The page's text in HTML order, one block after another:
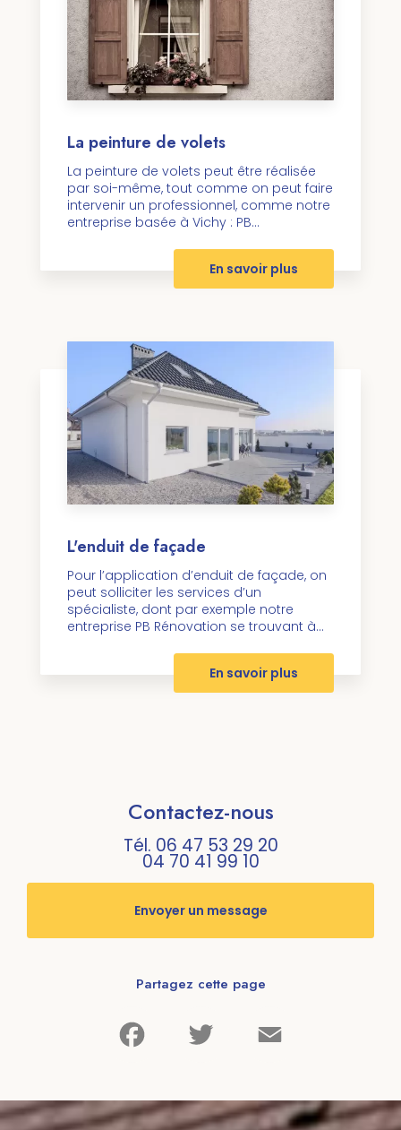
La peinture de volets
La peinture de volets peut être réalisée
par soi-même, tout comme on peut faire
intervenir un professionnel, comme notre
entreprise basée à Vichy : PB...
En savoir plus
L'enduit de façade
Pour l’application d’enduit de façade, on
peut solliciter les services d’un
spécialiste, dont par exemple notre
entreprise PB Rénovation se trouvant à...
En savoir plus
Contactez-nous
Tél. 06 47 53 29 20
04 70 41 99 10
Envoyer un message
Partagez cette page